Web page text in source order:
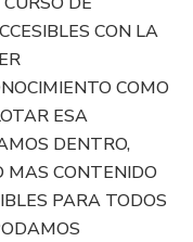
CON LA
COMO
ESA
DENTRO,
MAS CONTENIDO
PARA TODOS